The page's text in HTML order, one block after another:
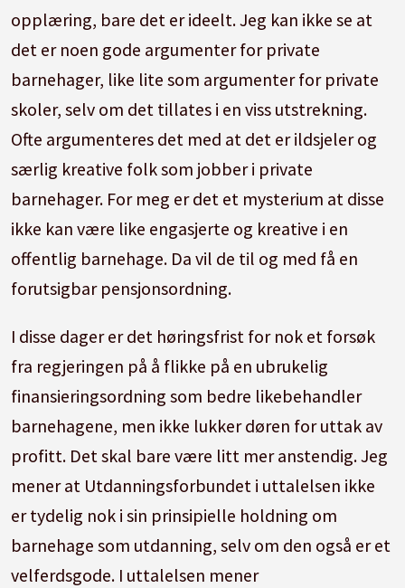
opplæring, bare det er ideelt. Jeg kan ikke se at
det er noen gode argumenter for private
barnehager, like lite som argumenter for private
skoler, selv om det tillates i en viss utstrekning.
Ofte argumenteres det med at det er ildsjeler og
særlig kreative folk som jobber i private
barnehager. For meg er det et mysterium at disse
ikke kan være like engasjerte og kreative i en
offentlig barnehage. Da vil de til og med få en
forutsigbar pensjonsordning.
I disse dager er det høringsfrist for nok et forsøk
fra regjeringen på å flikke på en ubrukelig
finansieringsordning som bedre likebehandler
barnehagene, men ikke lukker døren for uttak av
profitt. Det skal bare være litt mer anstendig. Jeg
mener at Utdanningsforbundet i uttalelsen ikke
er tydelig nok i sin prinsipielle holdning om
barnehage som utdanning, selv om den også er et
velferdsgode. I uttalelsen mener